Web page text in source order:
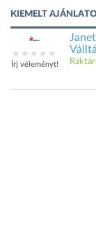
KIEMELT
Írj véleményt!